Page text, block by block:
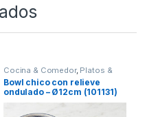
Cocina & Comedor, Platos &
Bowls
Bowl chico con relieve
ondulado – Ø12cm (101131)